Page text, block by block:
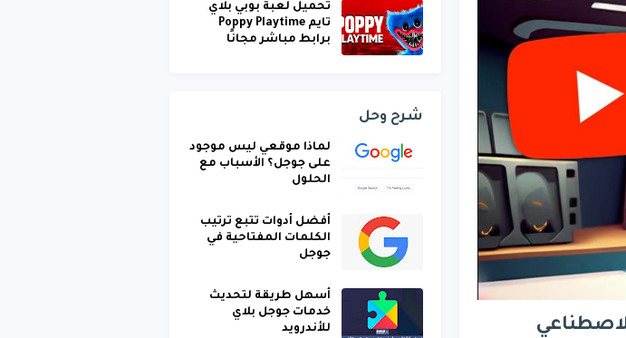
تحميل لعبة بوبي بلاي
تايم Poppy Playtime
برابط مباشر مجانًا
شرح وحل
لماذا موقعي ليس موجود
على جوجل؟ الأسباب مع
الحلول
أفضل أدوات تتبع ترتيب
الكلمات المفتاحية في
جوجل
أسهل طريقة لتحديث
خدمات جوجل بلاي
للأندرويد